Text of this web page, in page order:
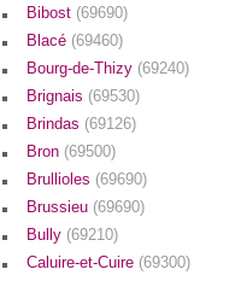
Bibost (69690)
Blacé (69460)
Bourg-de-Thizy (69240)
Brignais (69530)
Brindas (69126)
Bron (69500)
Brullioles (69690)
Brussieu (69690)
Bully (69210)
Caluire-et-Cuire (69300)